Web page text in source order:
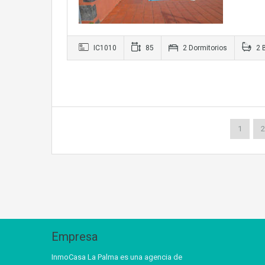
IC1010 85 2 Dormitorios 2
1 2
Empresa
InmoCasa La Palma es una agencia de